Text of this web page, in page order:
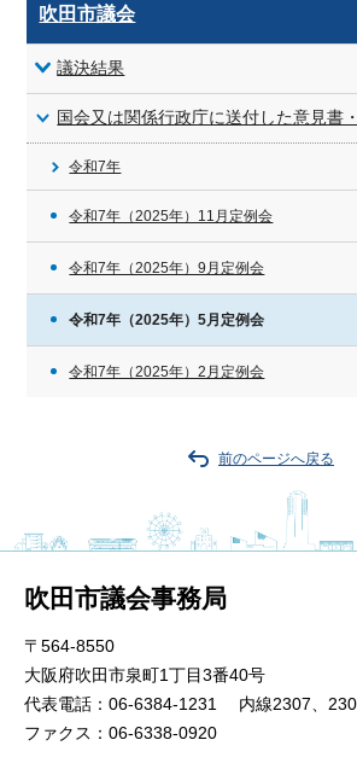
吹田市議会
議決結果
国会又は関係行政庁に送付した意見書
令和7年
令和7年（2025年）11月定例会
令和7年（2025年）9月定例会
令和7年（2025年）5月定例会
令和7年（2025年）2月定例会
前のページへ戻る
吹田市議会事務局
〒564-8550
大阪府吹田市泉町1丁目3番40号
代表電話：06-6384-1231 内線2307、
ファクス：06-6338-0920